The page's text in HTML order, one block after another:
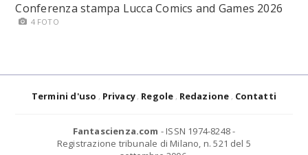
Conferenza stampa Lucca Comics and Games 2026
4 FOTO
Termini d'uso Privacy Regole Redazione Contatti
Fantascienza.com - ISSN 1974-8248 -
Registrazione tribunale di Milano, n. 521 del 5